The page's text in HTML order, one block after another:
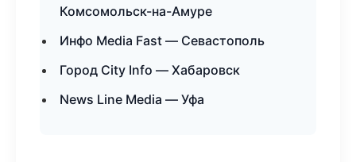
Комсомольск-на-Амуре
Инфо Media Fast — Севастополь
Город City Info — Хабаровск
News Line Media — Уфа